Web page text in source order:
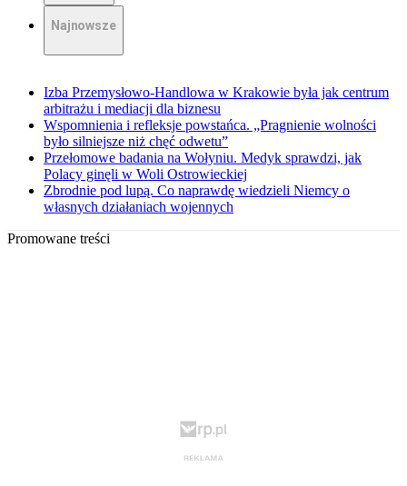
Najnowsze
Izba Przemysłowo-Handlowa w Krakowie była jak centrum
arbitrażu i mediacji dla biznesu
Wspomnienia i refleksje powstańca. „Pragnienie wolności
było silniejsze niż chęć odwetu”
Przełomowe badania na Wołyniu. Medyk sprawdzi, jak
Polacy ginęli w Woli Ostrowieckiej
Zbrodnie pod lupą. Co naprawdę wiedzieli Niemcy o
własnych działaniach wojennych
Promowane treści